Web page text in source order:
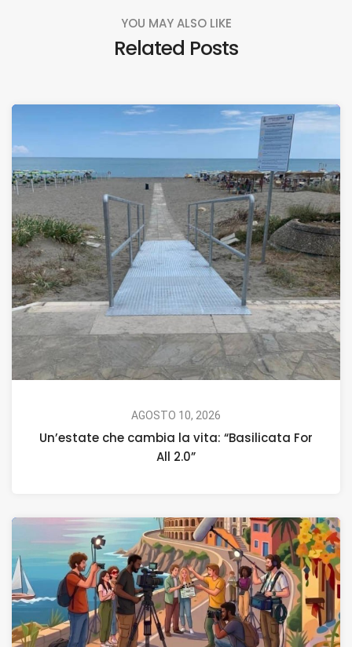
YOU MAY ALSO LIKE
Related Posts
AGOSTO 10, 2026
Un’estate che cambia la vita: “Basilicata For
All 2.0”